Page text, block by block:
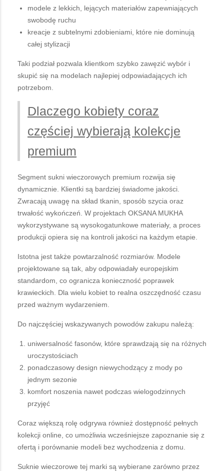
modele z lekkich, lejących materiałów zapewniających
swobodę ruchu
kreacje z subtelnymi zdobieniami, które nie dominują
całej stylizacji
Taki podział pozwala klientkom szybko zawęzić wybór i
skupić się na modelach najlepiej odpowiadających ich
potrzebom.
Dlaczego kobiety coraz
częściej wybierają kolekcje
premium
Segment sukni wieczorowych premium rozwija się
dynamicznie. Klientki są bardziej świadome jakości.
Zwracają uwagę na skład tkanin, sposób szycia oraz
trwałość wykończeń. W projektach OKSANA MUKHA
wykorzystywane są wysokogatunkowe materiały, a proces
produkcji opiera się na kontroli jakości na każdym etapie.
Istotna jest także powtarzalność rozmiarów. Modele
projektowane są tak, aby odpowiadały europejskim
standardom, co ogranicza konieczność poprawek
krawieckich. Dla wielu kobiet to realna oszczędność czasu
przed ważnym wydarzeniem.
Do najczęściej wskazywanych powodów zakupu należą:
uniwersalność fasonów, które sprawdzają się na różnych
uroczystościach
ponadczasowy design niewychodzący z mody po
jednym sezonie
komfort noszenia nawet podczas wielogodzinnych
przyjęć
Coraz większą rolę odgrywa również dostępność pełnych
kolekcji online, co umożliwia wcześniejsze zapoznanie się z
ofertą i porównanie modeli bez wychodzenia z domu.
Suknie wieczorowe tej marki są wybierane zarówno przez